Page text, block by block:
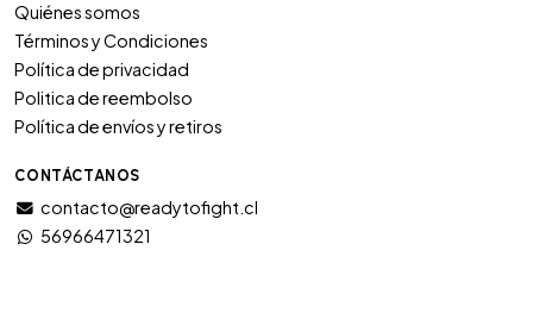
Quiénes somos
Términos y Condiciones
Política de privacidad
Politica de reembolso
Política de envíos y retiros
CONTÁCTANOS
contacto@readytofight.cl
56966471321